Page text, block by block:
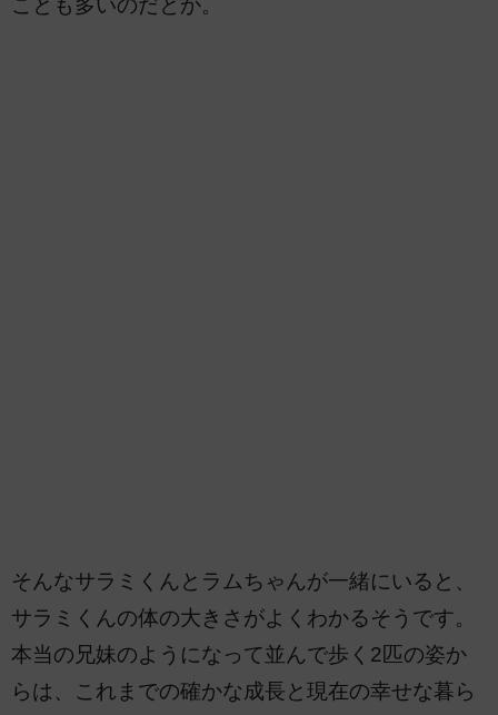
ことも多いのだとか。
そんなサラミくんとラムちゃんが一緒にいると、
サラミくんの体の大きさがよくわかるそうです。
本当の兄妹のようになって並んで歩く2匹の姿か
らは、これまでの確かな成長と現在の幸せな暮ら